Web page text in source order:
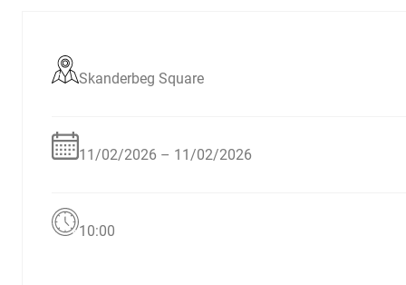
Skanderbeg Square
11/02/2026 – 11/02/2026
10:00